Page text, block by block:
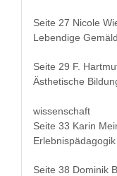
Seite 27 Nicole
Lebendi­ge
Seite 29 F.
Ästhetis­che
wissenschaft
Seite 33 Karin
Seite 38 Dominik